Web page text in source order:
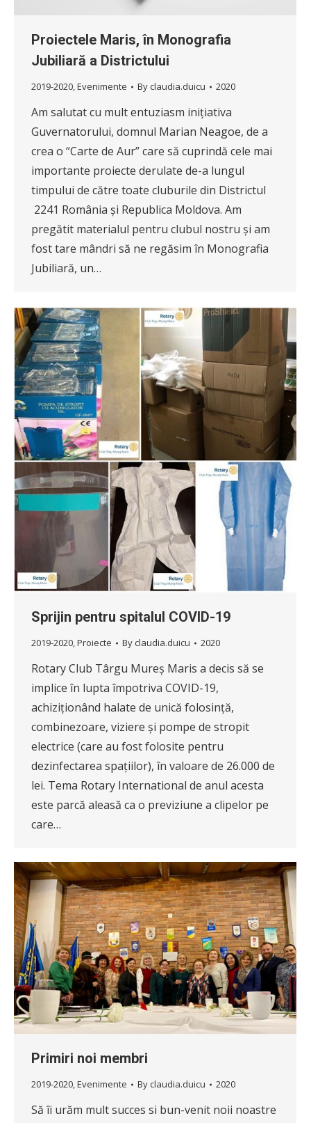
Proiectele Maris, în Monografia
Jubiliară a Districtului
2019-2020,Evenimente By claudia.duicu 2020
Am salutat cu mult entuziasm inițiativa
Guvernatorului, domnul Marian Neagoe, de a
crea o “Carte de Aur” care să cuprindă cele mai
importante proiecte derulate de-a lungul
timpului de către toate cluburile din Districtul
2241 România și Republica Moldova. Am
pregătit materialul pentru clubul nostru și am
fost tare mândri să ne regăsim în Monografia
Jubiliară, un…
Sprijin pentru spitalul COVID-19
2019-2020,Proiecte By claudia.duicu 2020
Rotary Club Târgu Mureș Maris a decis să se
implice în lupta împotriva COVID-19,
achiziționând halate de unică folosință,
combinezoare, viziere și pompe de stropit
electrice (care au fost folosite pentru
dezinfectarea spațiilor), în valoare de 26.000 de
lei. Tema Rotary International de anul acesta
este parcă aleasă ca o previziune a clipelor pe
care…
Primiri noi membri
2019-2020,Evenimente By claudia.duicu 2020
Să îi urăm mult succes si bun-venit noii noastre